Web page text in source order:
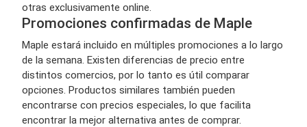
otras exclusivamente online.
Promociones confirmadas de Maple
Maple estará incluido en múltiples promociones a lo largo
de la semana. Existen diferencias de precio entre
distintos comercios, por lo tanto es útil comparar
opciones. Productos similares también pueden
encontrarse con precios especiales, lo que facilita
encontrar la mejor alternativa antes de comprar.